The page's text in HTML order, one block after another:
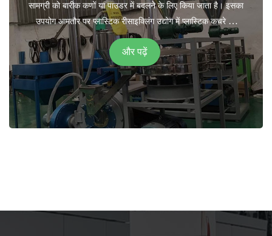
प्लास्टिक रीसाइक्लिंग मशीनें विभिन्न प्रकार के प्लास्टिक को
संभाल सकती हैं, जिनमें पॉलीथीन टेरेफ्थेलेट (पीईटी), उच्च घनत्व
पॉलीथीन (एचडीपीई), पॉलीप्रोपाइलीन (पीपी), और कम घनत्व
पॉलीथीन (एलडीपीई) जैसे सामान्य प्लास्टिक शामिल हैं।
रीसाइक्लिंग प्रक्रिया के आउटपुट का उपयोग कंटेनर, पैकेजिंग
सामग्री, फाइबर, फिल्म और निर्माण सामग्री जैसे कई प्लास्टिक
उत्पादों के निर्माण के लिए किया जा सकता है।
सामग्री को बारीक कणों या पाउडर में बदलने के लिए किया जाता है। इसका
उपयोग आमतौर पर प्लास्टिक रीसाइक्लिंग उद्योग में प्लास्टिक कचरे को
संसाधित करने और इसे आगे की प्रक्रिया या पुन: उपयोग के लिए तैयार
करने के लिए किया जाता है।
चूर्णित प्लास्टिक का उपयोग विभिन्न प्लास्टिक रीसाइक्लिंग प्रक्रियाओं के
लिए कच्चे माल के रूप में किया जा सकता है। इसे पिघलाया जा सकता है
और नए प्लास्टिक उत्पाद बनाने के लिए पुन: संसाधित किया जा सकता है या
कंपाउंडिंग अनुप्रयोगों में उपयोग किया जा सकता है।
किए जा रहे प्लास्टिक कचरे की विशिष्ट आवश्यकताओं और विशेषताओं से
और पढ़ें